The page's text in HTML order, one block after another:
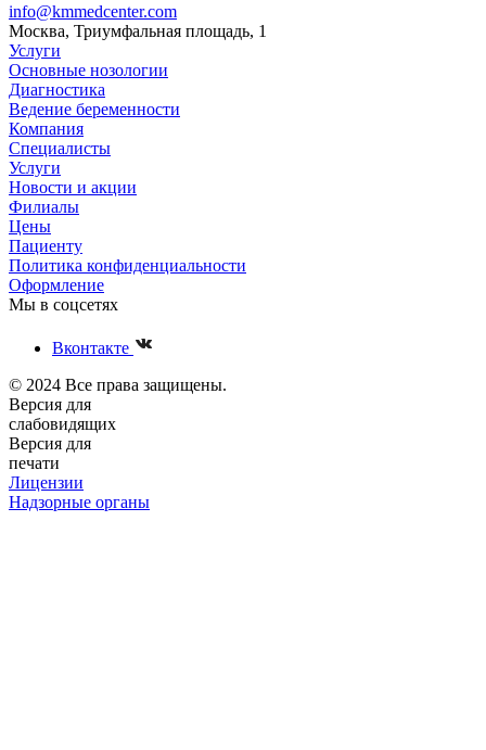
info@kmmedcenter.com
Москва, Триумфальная площадь, 1
Услуги
Основные нозологии
Диагностика
Ведение беременности
Компания
Специалисты
Услуги
Новости и акции
Филиалы
Цены
Пациенту
Политика конфиденциальности
Оформление
Мы в соцсетях
Вконтакте
© 2024 Все права защищены.
Версия для
слабовидящих
Версия для
печати
Лицензии
Надзорные органы